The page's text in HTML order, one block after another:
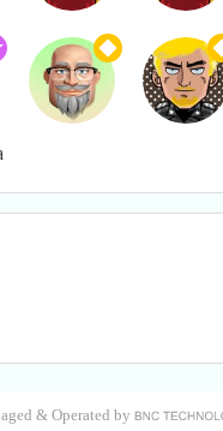
& Operated by